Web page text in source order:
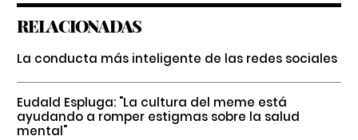
RELACIONADAS
La conducta más inteligente de las redes sociales
Eudald Espluga: "La cultura del meme está
ayudando a romper estigmas sobre la salud
mental"